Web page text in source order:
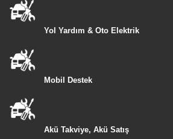
Yol Yardım & Oto Elektrik
Mobil Destek
Akü Takviye, Akü Satış